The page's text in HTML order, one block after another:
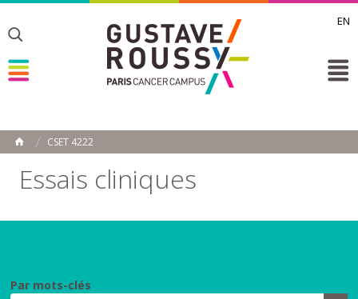
EN
Toggle
Toggle
ACCUEIL
CSET 4222
Essais cliniques
Par mots-clés